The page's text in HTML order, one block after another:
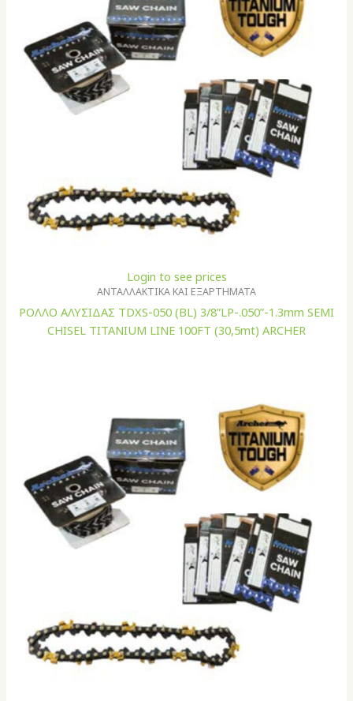
Login to see prices
ΑΝΤΑΛΛΑΚΤΙΚΑ ΚΑΙ ΕΞΑΡΤΗΜΑΤΑ
ΡΟΛΛΟ ΑΛΥΣΙΔΑΣ TDXS-050 (BL) 3/8”LP-.050”-1.3mm SEMI
CHISEL TITANIUM LINE 100FT (30,5mt) ARCHER